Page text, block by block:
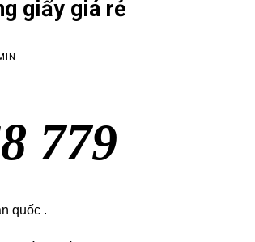
giấy giá rẻ
779
quốc .